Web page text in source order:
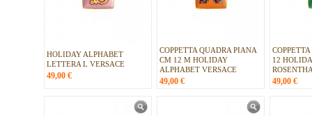
HOLIDAY ALPHABET
LETTERA L VERSACE
49,00 €
COPPETTA QUADRA PIANA
CM 12 M HOLIDAY
ALPHABET VERSACE
49,00 €
12
49,00 €